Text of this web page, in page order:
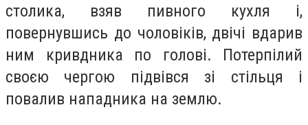
столика, взяв пивного кухля і,
повернувшись до чоловіків, двічі вдарив
ним кривдника по голові. Потерпілий
своєю чергою підвівся зі стільця і
повалив нападника на землю.